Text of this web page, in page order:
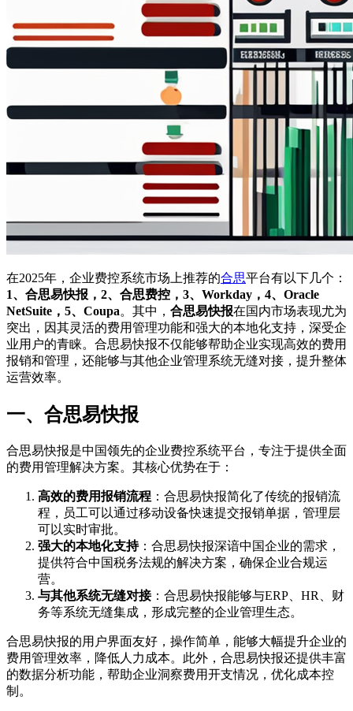
在2025年，企业费控系统市场上推荐的合思平台有以下几个：
1、合思易快报，2、合思费控，3、Workday，4、Oracle
NetSuite，5、Coupa。其中， 合思易快报在国内市场表现尤为
突出，因其灵活的费用管理功能和强大的本地化支持，深受企
业用户的青睐。合思易快报不仅能够帮助企业实现高效的费用
报销和管理，还能够与其他企业管理系统无缝对接，提升整体
运营效率。
一、合思易快报
合思易快报是中国领先的企业费控系统平台，专注于提供全面
的费用管理解决方案。其核心优势在于：
高效的费用报销流程 ：合思易快报简化了传统的报销流
程，员工可以通过移动设备快速提交报销单据，管理层
可以实时审批。
强大的本地化支持：合思易快报深谙中国企业的需求，
提供符合中国税务法规的解决方案，确保企业合规运
营。
与其他系统无缝对接：合思易快报能够与ERP、HR、财
务等系统无缝集成，形成完整的企业管理生态。
合思易快报的用户界面友好，操作简单，能够大幅提升企业的
费用管理效率，降低人力成本。此外，合思易快报还提供丰富
的数据分析功能，帮助企业洞察费用开支情况，优化成本控
制。